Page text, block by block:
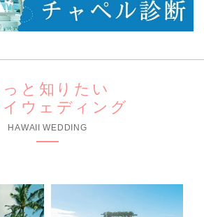
っと知りたい
ウェディング
HAWAII WEDDING